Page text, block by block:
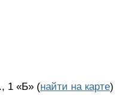
1 «Б» (найти на карте)